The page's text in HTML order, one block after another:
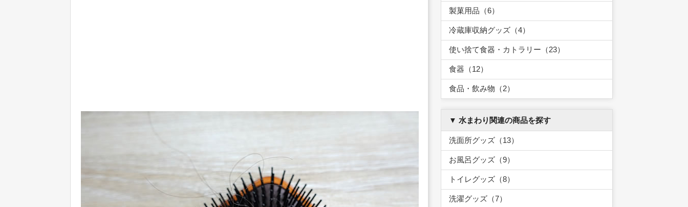
製菓用品（6）
冷蔵庫収納グッズ（4）
使い捨て食器・カトラリー（23）
食器（12）
食品・飲み物（2）
▼ 水まわり関連の商品を探す
洗面所グッズ（13）
お風呂グッズ（9）
トイレグッズ（8）
洗濯グッズ（7）